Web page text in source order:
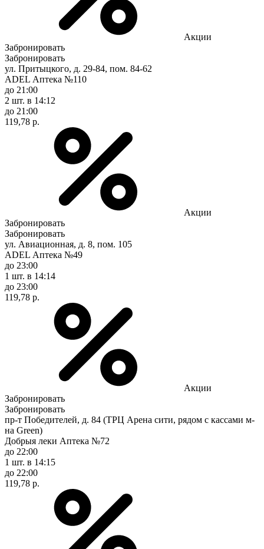
Акции
Забронировать
Забронировать
ул. Притыцкого, д. 29-84, пом. 84-62
ADEL Аптека №110
до 21:00
2 шт. в 14:12
до 21:00
119,78 р.
Акции
Забронировать
Забронировать
ул. Авиационная, д. 8, пом. 105
ADEL Аптека №49
до 23:00
1 шт. в 14:14
до 23:00
119,78 р.
Акции
Забронировать
Забронировать
пр-т Победителей, д. 84 (ТРЦ Арена сити, рядом с кассами м-
на Green)
Добрыя леки Аптека №72
до 22:00
1 шт. в 14:15
до 22:00
119,78 р.